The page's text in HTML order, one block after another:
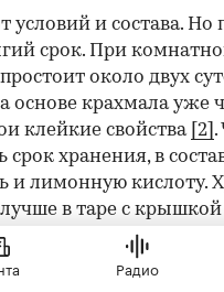
условий и состава. Но
срок. При
около двух
основе крахмала уже
клейкие свойства [2] .
срок хранения, в
и лимонную кислоту.
в таре с крышкой
простоять одну-
клеить клейстером
Радио